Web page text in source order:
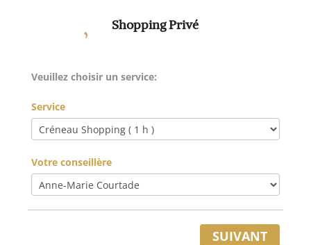
Shopping Privé
Veuillez choisir un service:
Service
Votre conseillère
SUIVANT